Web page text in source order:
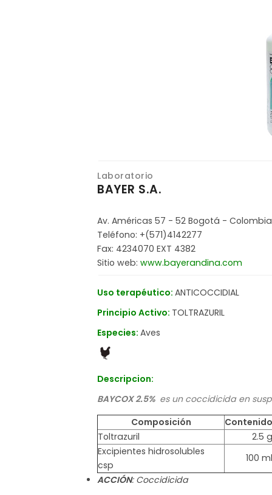
Laboratorio
BAYER S.A.
Av. Américas 57 - 52 Bogotá - Colombia
Teléfono: +(571)4142277
Fax: 4234070 EXT 4382
Sitio web: www.bayerandina.com
Uso terapéutico: ANTICOCCIDIAL
Principio Activo: TOLTRAZURIL
Especies: Aves
Descripcion:
BAYCOX 2.5% es un coccidicida en
Composición
Contenido
Toltrazuril
2.5 g
Excipientes hidrosolubles
csp
100 ml
ACCIÓN: Coccidicida